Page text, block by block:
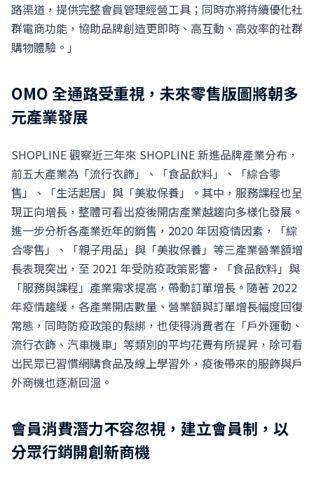
路渠道，提供完整會員管理經營工具；同時亦將持續優化社
群電商功能，協助品牌創造更即時、高互動、高效率的社群
購物體驗。」
OMO 全通路受重視，未來零售版圖將朝多
元產業發展
SHOPLINE 觀察近三年來 SHOPLINE 新進品牌產業分布，
前五大產業為「流行衣飾」、「食品飲料」、「綜合零
售」、「生活起居」與「美妝保養」。其中，服務課程也呈
現正向增長，整體可看出疫後開店產業越趨向多樣化發展。
進一步分析各產業近年的銷售，2020 年因疫情因素，「綜
合零售」、「親子用品」與「美妝保養」等三產業營業額增
長表現突出，至 2021 年受防疫政策影響，「食品飲料」與
「服務與課程」產業需求提高，帶動訂單增長。隨著 2022
年疫情趨緩，各產業開店數量、營業額與訂單增長幅度回復
常態，同時防疫政策的鬆綁，也使得消費者在「戶外運動、
流行衣飾、汽車機車」等類別的平均花費有所提昇，除可看
出民眾已習慣網購食品及線上學習外，疫後帶來的服飾與戶
外商機也逐漸回溫。
會員消費潛力不容忽視，建立會員制，以
分眾行銷開創新商機